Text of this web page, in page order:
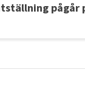
pågår